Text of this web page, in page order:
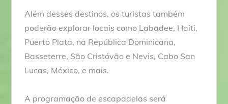
Além desses destinos, os turistas também
poderão explorar locais como Labadee, Haiti,
Puerto Plata, na República Dominicana,
Basseterre, São Cristóvão e Nevis, Cabo San
Lucas, México, e mais.
A programação de escapadelas será